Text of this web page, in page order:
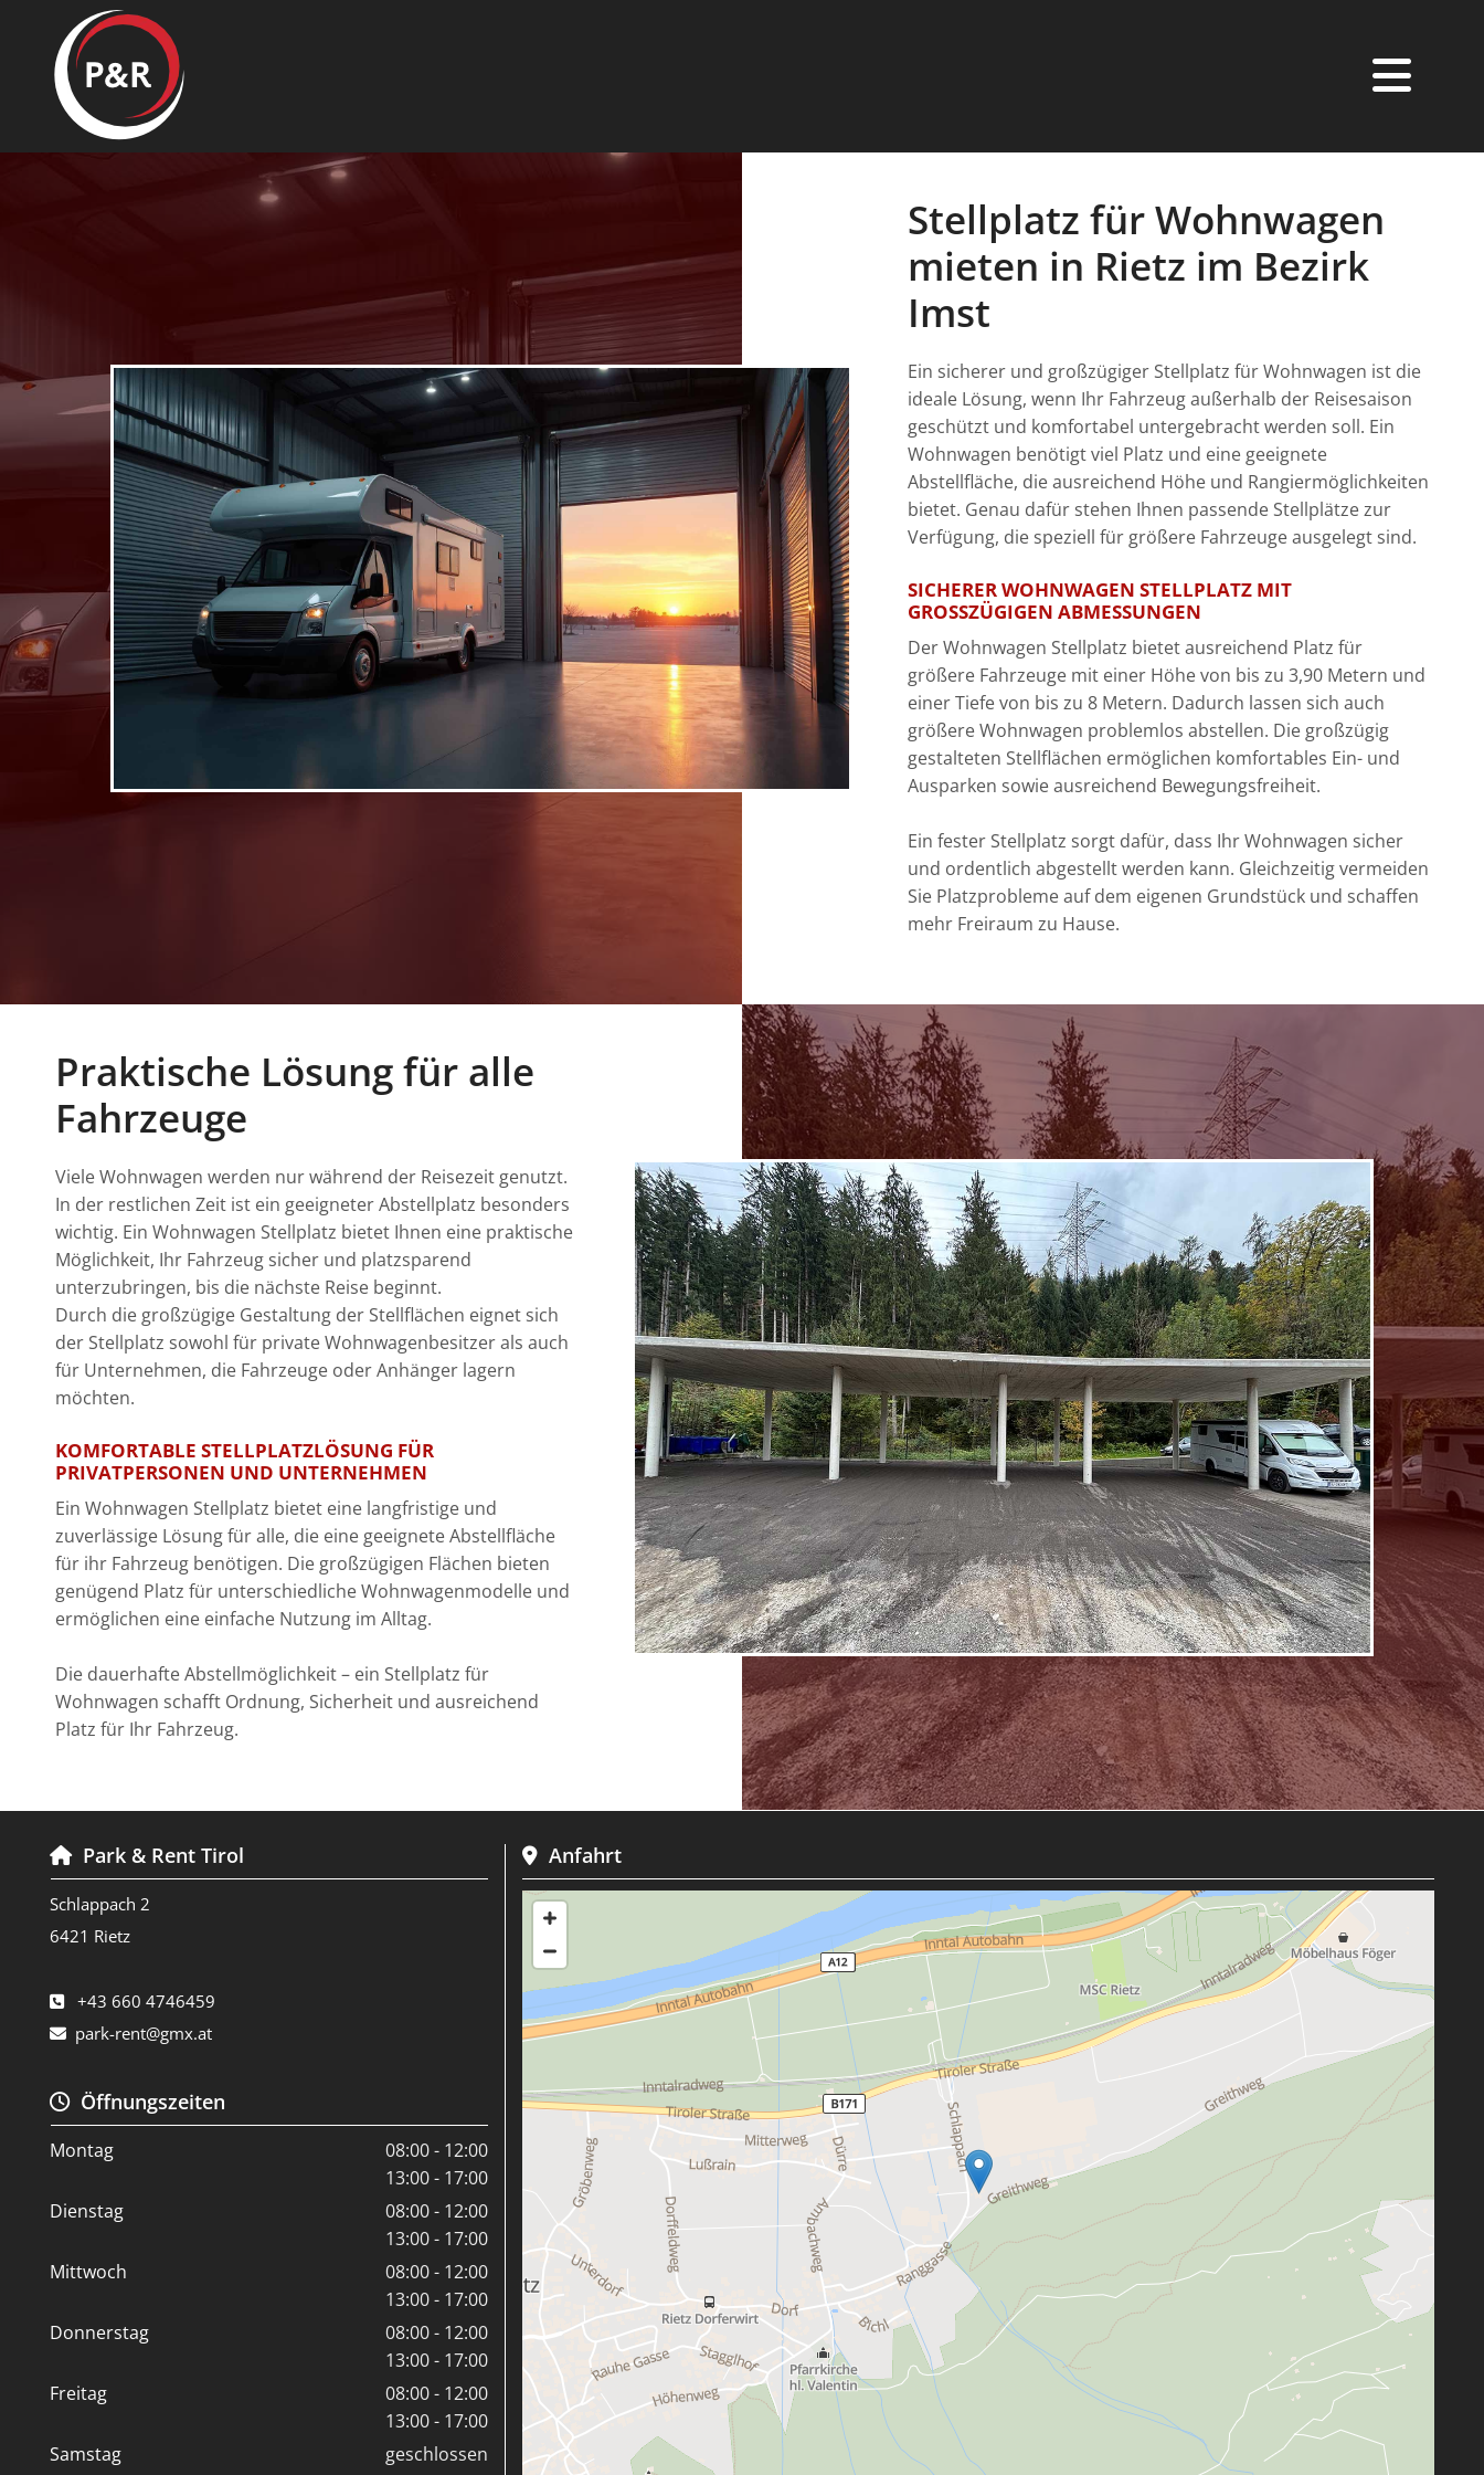
Stellplatz für Wohnwagen
mieten in Rietz im Bezirk
Imst
Ein sicherer und großzügiger Stellplatz für Wohnwagen ist die
ideale Lösung, wenn Ihr Fahrzeug außerhalb der Reisesaison
geschützt und komfortabel untergebracht werden soll. Ein
Wohnwagen benötigt viel Platz und eine geeignete
Abstellfläche, die ausreichend Höhe und Rangiermöglichkeiten
bietet. Genau dafür stehen Ihnen passende Stellplätze zur
Verfügung, die speziell für größere Fahrzeuge ausgelegt sind.
SICHERER WOHNWAGEN STELLPLATZ MIT
GROSSZÜGIGEN ABMESSUNGEN
Der Wohnwagen Stellplatz bietet ausreichend Platz für
größere Fahrzeuge mit einer Höhe von bis zu 3,90 Metern und
einer Tiefe von bis zu 8 Metern. Dadurch lassen sich auch
größere Wohnwagen problemlos abstellen. Die großzügig
gestalteten Stellflächen ermöglichen komfortables Ein- und
Ausparken sowie ausreichend Bewegungsfreiheit.
Ein fester Stellplatz sorgt dafür, dass Ihr Wohnwagen sicher
und ordentlich abgestellt werden kann. Gleichzeitig vermeiden
Sie Platzprobleme auf dem eigenen Grundstück und schaffen
mehr Freiraum zu Hause.
Praktische Lösung für alle
Fahrzeuge
Viele Wohnwagen werden nur während der Reisezeit genutzt.
In der restlichen Zeit ist ein geeigneter Abstellplatz besonders
wichtig. Ein Wohnwagen Stellplatz bietet Ihnen eine praktische
Möglichkeit, Ihr Fahrzeug sicher und platzsparend
unterzubringen, bis die nächste Reise beginnt.
Durch die großzügige Gestaltung der Stellflächen eignet sich
der Stellplatz sowohl für private Wohnwagenbesitzer als auch
für Unternehmen, die Fahrzeuge oder Anhänger lagern
möchten.
KOMFORTABLE STELLPLATZLÖSUNG FÜR
PRIVATPERSONEN UND UNTERNEHMEN
Ein Wohnwagen Stellplatz bietet eine langfristige und
zuverlässige Lösung für alle, die eine geeignete Abstellfläche
für ihr Fahrzeug benötigen. Die großzügigen Flächen bieten
genügend Platz für unterschiedliche Wohnwagenmodelle und
ermöglichen eine einfache Nutzung im Alltag.
Die dauerhafte Abstellmöglichkeit – ein Stellplatz für
Wohnwagen schafft Ordnung, Sicherheit und ausreichend
Platz für Ihr Fahrzeug.
Park & Rent Tirol
Schlappach 2
6421 Rietz
 +43 660 4746459
 park-rent@gmx.at
Öffnungszeiten
Montag
08:00 - 12:00
13:00 - 17:00
Dienstag
08:00 - 12:00
13:00 - 17:00
Mittwoch
08:00 - 12:00
13:00 - 17:00
Donnerstag
08:00 - 12:00
13:00 - 17:00
Freitag
08:00 - 12:00
13:00 - 17:00
Samstag
geschlossen
Anfahrt